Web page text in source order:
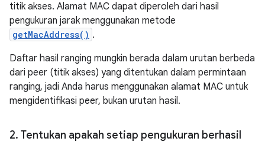
titik akses. Alamat MAC dapat diperoleh dari hasil
pengukuran jarak menggunakan metode
getMacAddress() .
Daftar hasil ranging mungkin berada dalam urutan berbeda
dari peer (titik akses) yang ditentukan dalam permintaan
ranging, jadi Anda harus menggunakan alamat MAC untuk
mengidentifikasi peer, bukan urutan hasil.
2. Tentukan apakah setiap pengukuran berhasil